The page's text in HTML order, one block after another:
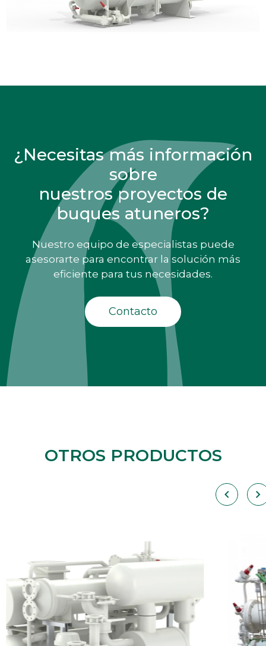
¿Necesitas más información
sobre
nuestros proyectos de
buques atuneros?
Nuestro equipo de especialistas puede
asesorarte para encontrar la solución más
eficiente para tus necesidades.
Contacto
OTROS PRODUCTOS